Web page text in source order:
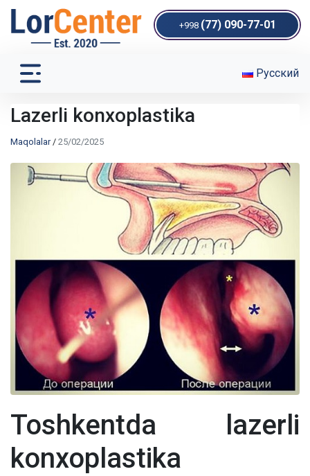
+998 (77) 090-77-01
Русский
Lazerli konxoplastika
Maqolalar/ 25/02/2025
Toshkentda lazerli
konxoplastika